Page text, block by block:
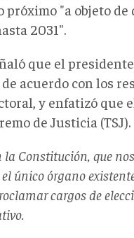
próximo "a objeto
2031".
que el
acuerdo con los
y enfatizó que
de Justicia (TSJ).
la Constitución, que
el único órgano
cargos de